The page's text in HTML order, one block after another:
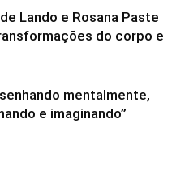
Lando e Rosana Paste
do corpo e
mentalmente,
e imaginando”